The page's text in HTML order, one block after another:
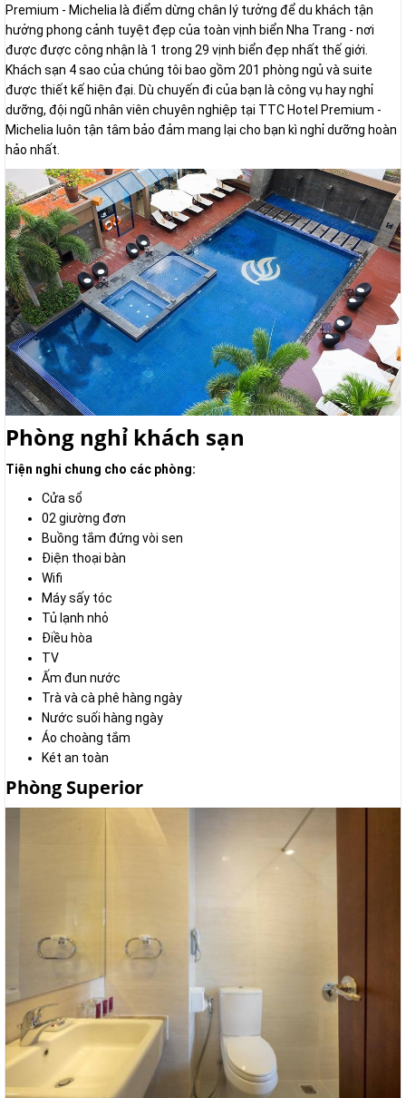
Premium - Michelia là điểm dừng chân lý tưởng để du khách tận
hưởng phong cảnh tuyệt đẹp của toàn vịnh biển Nha Trang - nơi
được được công nhận là 1 trong 29 vịnh biển đẹp nhất thế giới.
Khách sạn 4 sao của chúng tôi bao gồm 201 phòng ngủ và suite
được thiết kế hiện đại. Dù chuyến đi của bạn là công vụ hay nghỉ
dưỡng, đội ngũ nhân viên chuyên nghiệp tại TTC Hotel Premium -
Michelia luôn tận tâm bảo đảm mang lại cho bạn kì nghỉ dưỡng hoàn
hảo nhất.
Phòng nghỉ khách sạn
Tiện nghi chung cho các phòng:
Cửa sổ
02 giường đơn
Buồng tắm đứng vòi sen
Điện thoại bàn
Wifi
Máy sấy tóc
Tủ lạnh nhỏ
Điều hòa
TV
Ấm đun nước
Trà và cà phê hàng ngày
Nước suối hàng ngày
Áo choàng tắm
Két an toàn
Phòng Superior